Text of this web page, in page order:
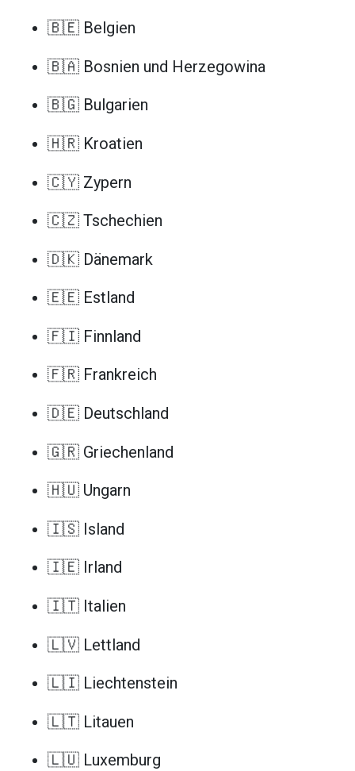
🇧🇪 Belgien
🇧🇦 Bosnien und Herzegowina
🇧🇬 Bulgarien
🇭🇷 Kroatien
🇨🇾 Zypern
🇨🇿 Tschechien
🇩🇰 Dänemark
🇪🇪 Estland
🇫🇮 Finnland
🇫🇷 Frankreich
🇩🇪 Deutschland
🇬🇷 Griechenland
🇭🇺 Ungarn
🇮🇸 Island
🇮🇪 Irland
🇮🇹 Italien
🇱🇻 Lettland
🇱🇮 Liechtenstein
🇱🇹 Litauen
🇱🇺 Luxemburg